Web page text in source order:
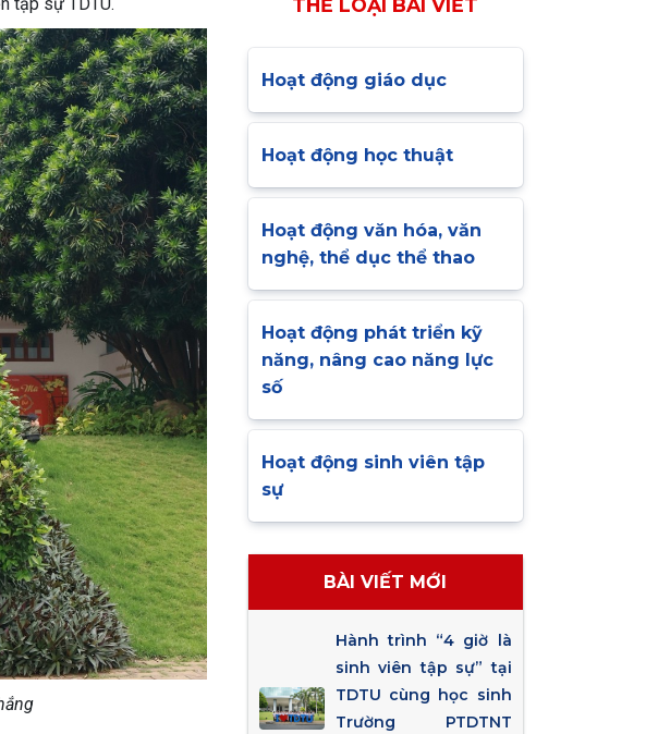
THỂ LOẠI BÀI VIẾT
Hoạt động giáo dục
Hoạt động học thuật
Hoạt động văn hóa, văn
nghệ, thể dục thể thao
Hoạt động phát triển kỹ
năng, nâng cao năng lực
số
Hoạt động sinh viên tập
sự
BÀI VIẾT MỚI
Hành trình “4 giờ là
sinh viên tập sự” tại
TDTU cùng học sinh
Trường PTDTNT